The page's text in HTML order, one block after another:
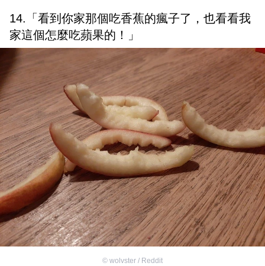
14.「看到你家那個吃香蕉的瘋子了，也看看我
家這個怎麼吃蘋果的！」
© wolvster / Reddit